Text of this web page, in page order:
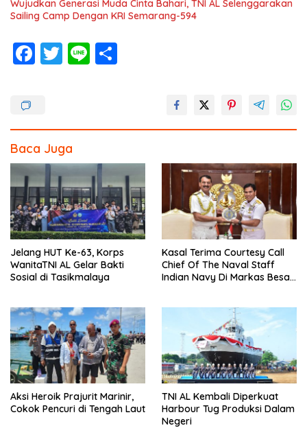
Wujudkan Generasi Muda Cinta Bahari, TNI AL Selenggarakan
Sailing Camp Dengan KRI Semarang-594
F
o
o
k
T Li
Baca Juga
Jelang HUT Ke-63, Korps
WanitaTNI AL Gelar Bakti
Sosial di Tasikmalaya
Kasal Terima Courtesy Call
Chief Of The Naval Staff
Indian Navy Di Markas Besar
Aksi Heroik Prajurit Marinir,
Cokok Pencuri di Tengah Laut
TNI AL Kembali Diperkuat
Harbour Tug Produksi Dalam
Negeri